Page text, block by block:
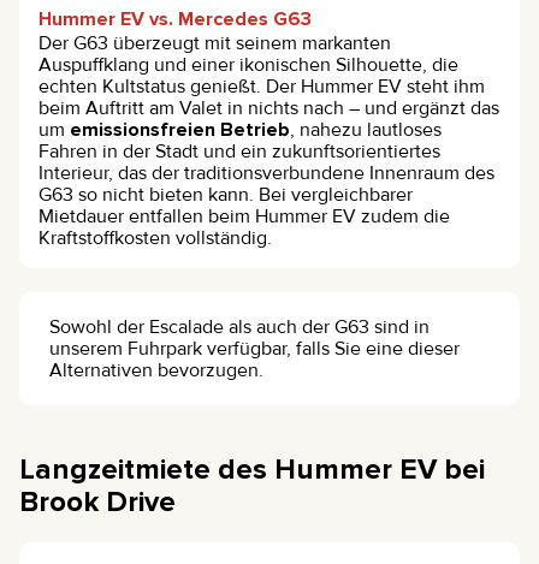
Hummer EV vs. Mercedes G63
Der G63 überzeugt mit seinem markanten
Auspuffklang und einer ikonischen Silhouette, die
echten Kultstatus genießt. Der Hummer EV steht ihm
beim Auftritt am Valet in nichts nach – und ergänzt das
um emissionsfreien Betrieb, nahezu lautloses
Fahren in der Stadt und ein zukunftsorientiertes
Interieur, das der traditionsverbundene Innenraum des
G63 so nicht bieten kann. Bei vergleichbarer
Mietdauer entfallen beim Hummer EV zudem die
Kraftstoffkosten vollständig.
Sowohl der Escalade als auch der G63 sind in
unserem Fuhrpark verfügbar, falls Sie eine dieser
Alternativen bevorzugen.
Langzeitmiete des Hummer EV bei
Brook Drive